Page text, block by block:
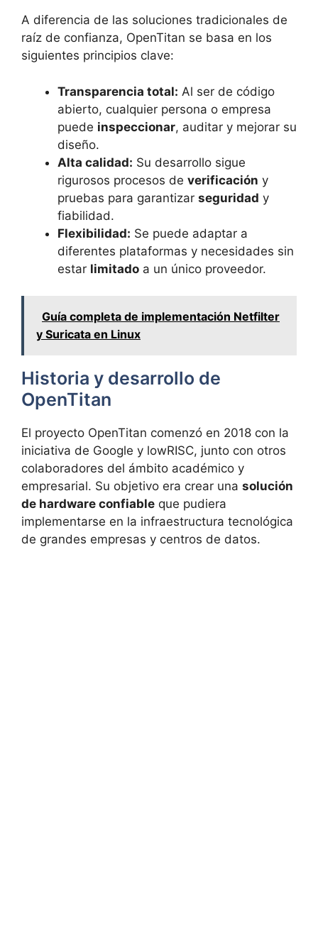
A diferencia de las soluciones tradicionales de
raíz de confianza, OpenTitan se basa en los
siguientes principios clave:
Transparencia total: Al ser de código
abierto, cualquier persona o empresa
puede inspeccionar, auditar y mejorar su
diseño.
Alta calidad: Su desarrollo sigue
rigurosos procesos de verificación y
pruebas para garantizar seguridad y
fiabilidad.
Flexibilidad: Se puede adaptar a
diferentes plataformas y necesidades sin
estar limitado a un único proveedor.
Guía completa de implementación Netfilter
y Suricata en Linux
Historia y desarrollo de
OpenTitan
El proyecto OpenTitan comenzó en 2018 con la
iniciativa de Google y lowRISC, junto con otros
colaboradores del ámbito académico y
empresarial. Su objetivo era crear una solución
de hardware confiable que pudiera
implementarse en la infraestructura tecnológica
de grandes empresas y centros de datos.